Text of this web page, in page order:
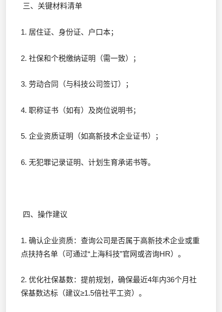
三、关键材料清单
1. 居住证、身份证、户口本；
2. 社保和个税缴纳证明（需一致）；
3. 劳动合同（与科技公司签订）；
4. 职称证书（如有）及岗位说明书；
5. 企业资质证明（如高新技术企业证书）；
6. 无犯罪记录证明、计划生育承诺书等。
四、操作建议
1. 确认企业资质：查询公司是否属于高新技术企业或重
点扶持名单（可通过“上海科技”官网或咨询HR）。
2. 优化社保基数：提前规划，确保最近4年内36个月社
保基数达标（建议≥1.5倍社平工资）。